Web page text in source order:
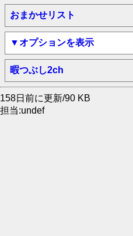
おまかせリスト
▼オプションを表示
暇つぶし2ch
158日前に更新/90 KB
担当:undef